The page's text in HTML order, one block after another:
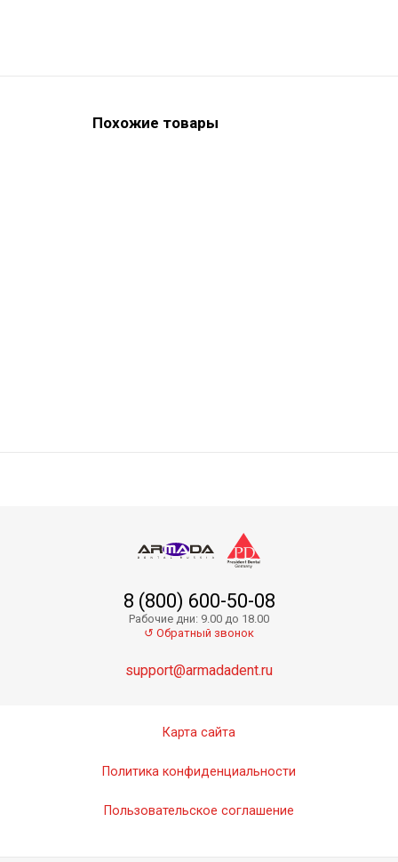
Похожие товары
Zenit Color Темно-коричневый - композитная
Скоро в продаже
8 (800) 600-50-08
Рабочие дни: 9.00 до 18.00
↺ Обратный звонок
support@armadadent.ru
Карта сайта
Политика конфиденциальности
Пользовательское соглашение